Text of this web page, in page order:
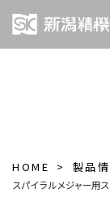
HOME 製品
スパイラルメジャー用